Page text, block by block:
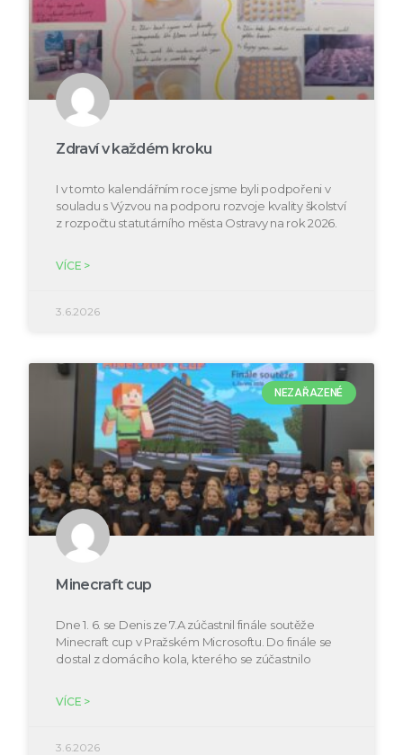
Zdraví v každém kroku
I v tomto kalendářním roce jsme byli podpořeni v
souladu s Výzvou na podporu rozvoje kvality školství
z rozpočtu statutárního města Ostravy na rok 2026.
VÍCE >
3.6.2026
NEZAŘAZENÉ
Minecraft cup
Dne 1. 6. se Denis ze 7.A zúčastnil finále soutěže
Minecraft cup v Pražském Microsoftu. Do finále se
dostal z domácího kola, kterého se zúčastnilo
VÍCE >
3.6.2026